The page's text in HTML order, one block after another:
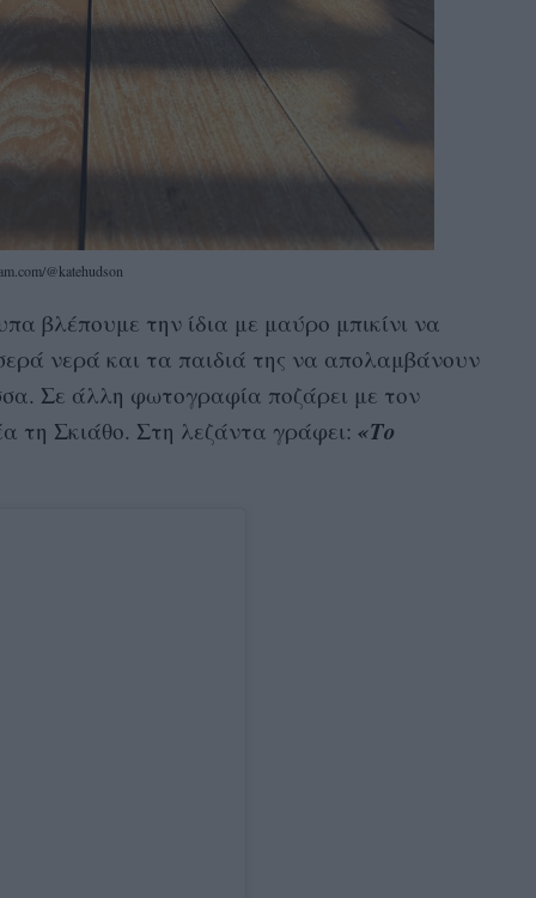
@katehudson
βλέπουμε την ίδια με μαύρο μπικίνι να
νερά και τα παιδιά της να απολαμβάνουν
Σε άλλη φωτογραφία ποζάρει με τον
τη Σκιάθο. Στη λεζάντα γράφει: «Το